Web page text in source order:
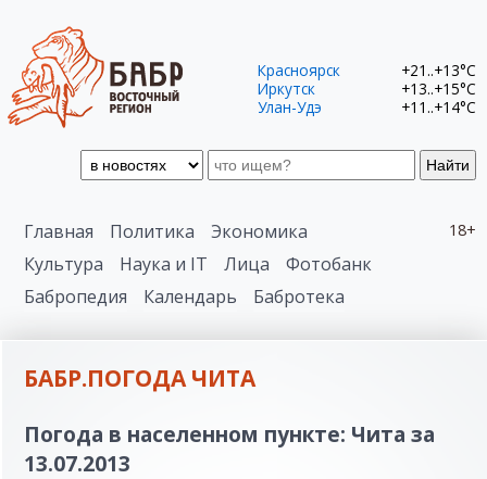
Найти
Красноярск
+21..+13°C
Иркутск
+13..+15°C
Улан-Удэ
+11..+14°C
18+
Главная Политика
Экономика
Культура
Наука и IT Лица
Фотобанк
Бабропедия
Календарь Бабротека
БАБР.ПОГОДА ЧИТА
Погода в населенном пункте: Чита за
13.07.2013